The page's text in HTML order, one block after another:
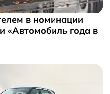
в номинации
«Автомобиль года в